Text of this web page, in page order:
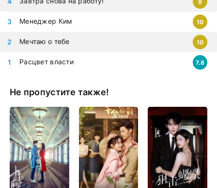
Расцвет власти 7.8
Мечтаю о тебе 10
Менеджер Ким 10
9
Не пропустите также!